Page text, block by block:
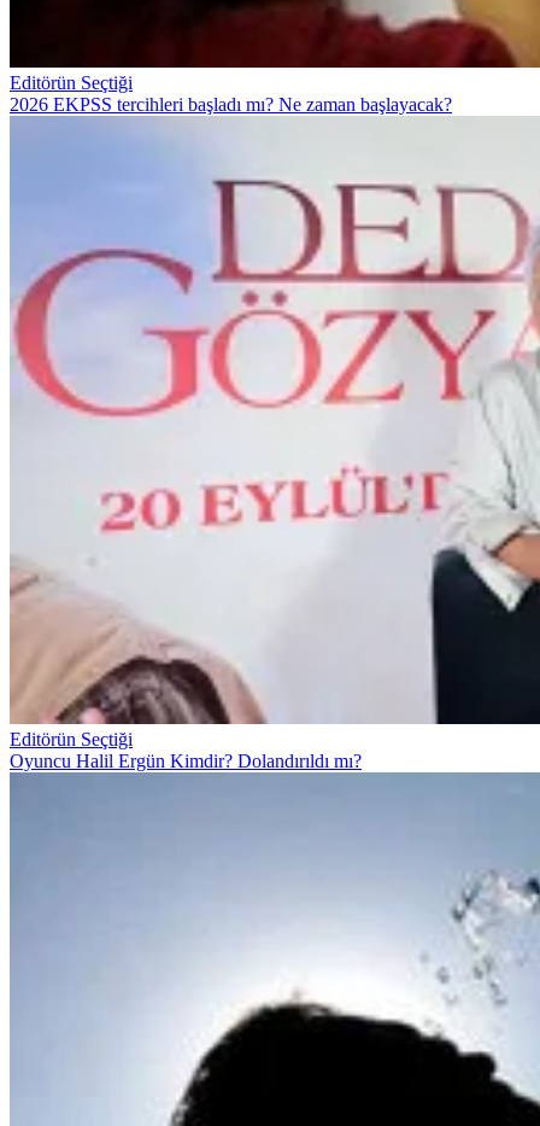
Editörün Seçtiği
2026 EKPSS tercihleri başladı mı? Ne zaman başlayacak?
Editörün Seçtiği
Oyuncu Halil Ergün Kimdir? Dolandırıldı mı?